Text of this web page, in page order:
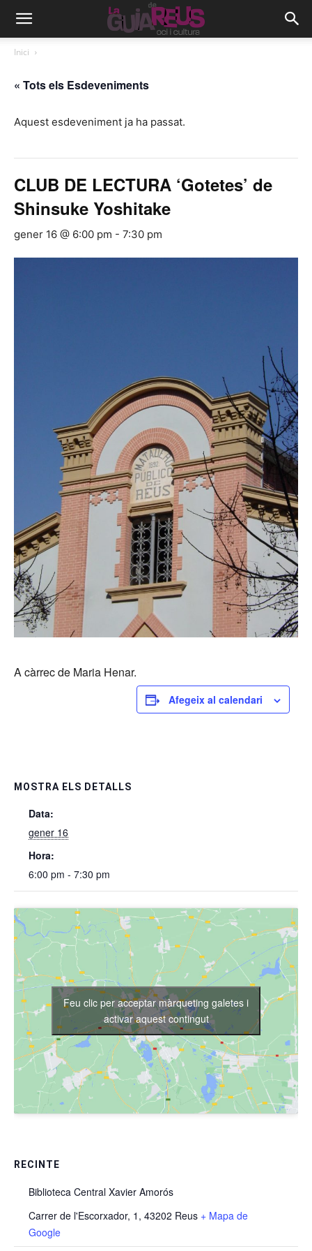
Inici
« Tots els Esdeveniments
Aquest esdeveniment ja ha passat.
CLUB DE LECTURA ‘Gotetes’ de
Shinsuke Yoshitake
gener 16 @ 6:00 pm - 7:30 pm
A càrrec de Maria Henar.
Afegeix al calendari
MOSTRA ELS DETALLS
Data:
gener 16
Hora:
6:00 pm - 7:30 pm
RECINTE
Biblioteca Central Xavier Amorós
Carrer de l'Escorxador, 1, 43202 Reus + Mapa de
Google
Feu clic per acceptar màrqueting galetes i
activar aquest contingut